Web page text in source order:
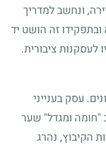
ונחשב למדריך
ובתפקידו זה הושט יד
לעסקנות ציבורית.
עסק בענייני
"חומה ומגדל" שער
הקיבוץ, נהרג